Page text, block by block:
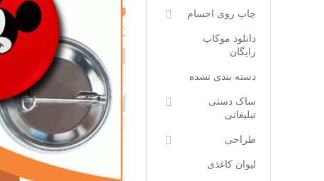
چاپ روی اجسام
دانلود موکاپ
رایگان
دسته بندی نشده
ساک دستی
تبلیغاتی
طراحی
لیوان کاغذی